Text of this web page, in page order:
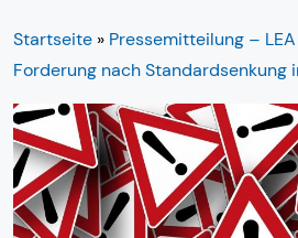
Startseite » Pressemitteilung –
Forderung nach Standardsenkung